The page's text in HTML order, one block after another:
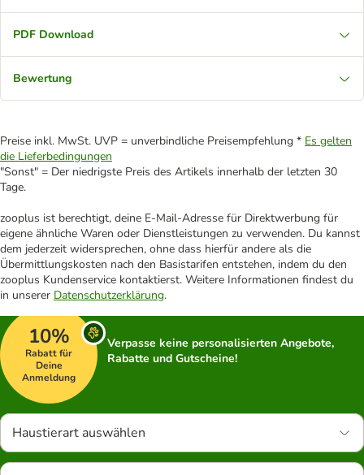
PDF Download
Bewertung
Preise inkl. MwSt. UVP = unverbindliche Preisempfehlung * Es gelten
die Lieferbedingungen
"Sonst" = Der niedrigste Preis des Artikels innerhalb der letzten 30
Tage.
zooplus ist berechtigt, deine E-Mail-Adresse für Direktwerbung für
eigene ähnliche Waren oder Dienstleistungen zu verwenden. Du kannst
dem jederzeit widersprechen, ohne dass hierfür andere als die
Übermittlungskosten nach den Basistarifen entstehen, indem du den
zooplus Kundenservice kontaktierst. Weitere Informationen findest du
in unserer Datenschutzerklärung.
10%
Rabatt für
Deine
Anmeldung
Verpasse keine personalisierten Angebote,
Rabatte und Gutscheine!
Haustierart auswählen